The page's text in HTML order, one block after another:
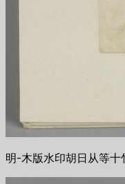
明-木版水印胡日从等十